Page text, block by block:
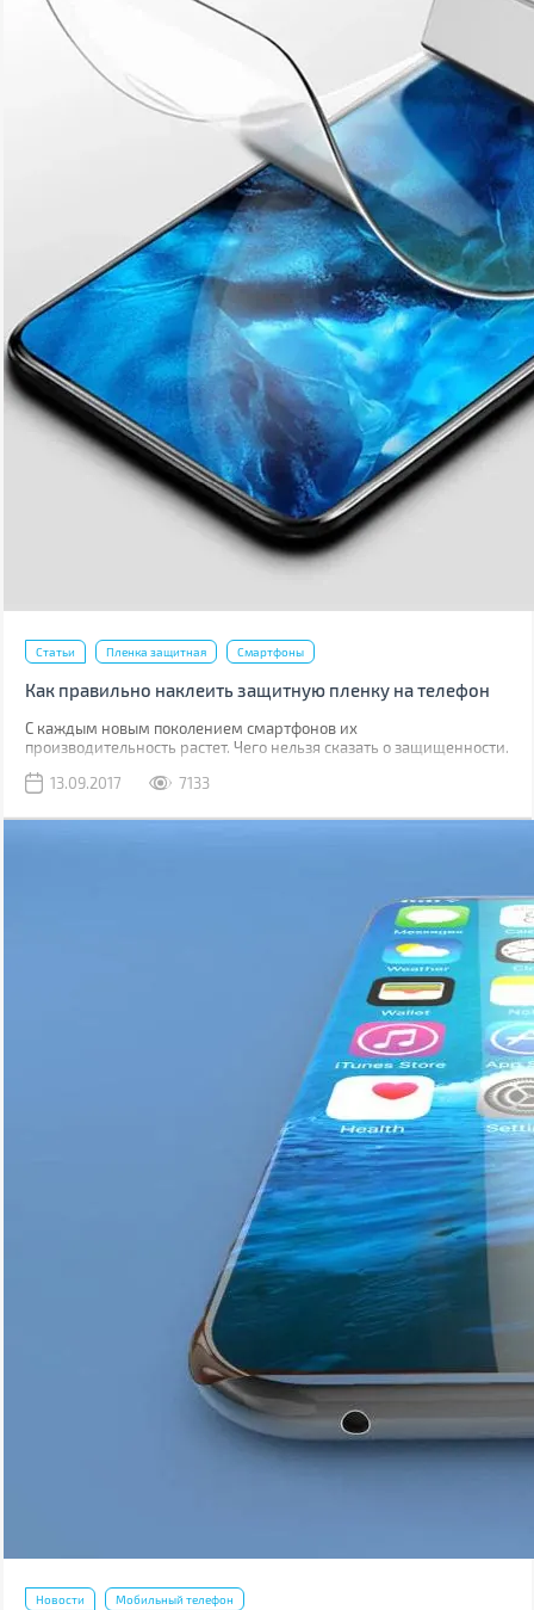
Статьи Пленка защитная Смартфоны
Как правильно наклеить защитную пленку на телефон
С каждым новым поколением смартфонов их
производительность растет. Чего нельзя сказать о защищенности.
водонепроницаемость, но все также уязвимы к механическим
13.09.2017 7133
Новости Мобильный телефон